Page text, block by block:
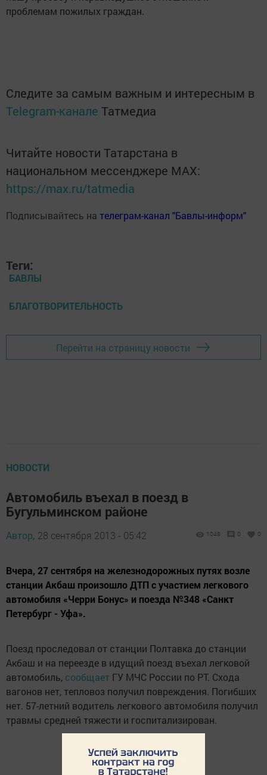
проблемам пожилых граждан.
Следите за самым важным и интересным в
Telegram-канале Татмедиа
Читайте новости Татарстана в
национальном мессенджере MАХ:
https://max.ru/tatmedia
Подписывайтесь на телеграм-канал "Бавлы-информ"
Теги:
БАВЛЫ
БЛАГОТВОРИТЕЛЬНОСТЬ
Перейти на страницу новости
НОВОСТИ
Автомобиль въехал в поезд в
Бугульминском районе
Автор, 28 сентября 2013 - 05:42 1048 0 0
Вчера, 27 сентября на железнодорожных путях возле
станции Акбаш произошло ДТП с участием легкового
автомобиля «Черри Бонус» и поезда №348 «Санкт
Петербург - Уфа».
Поезд проследовал от станции Полтавка до станции
Акбаш и на переезде в идущий поезд въехал легковой
автомобиль, сообщает ГУ МЧС России по РТ. Схода
вагонов нет, тепловоз получил повреждения. Погибших
нет. 57-летний водитель легкового автомобиля получил
травмы средней тяжести и госпитализирован.